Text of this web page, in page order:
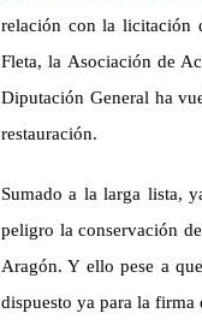
relación con la licitación
Fleta, la Asociación de
Diputación General ha
restauración.
Sumado a la larga lista,
peligro la conservación
Aragón. Y ello pese a
dispuesto ya para la firma